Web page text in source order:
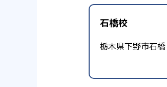
石橋校
栃木県下野市石